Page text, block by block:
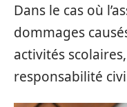
Dans le cas où
dommages
activités
responsabilité